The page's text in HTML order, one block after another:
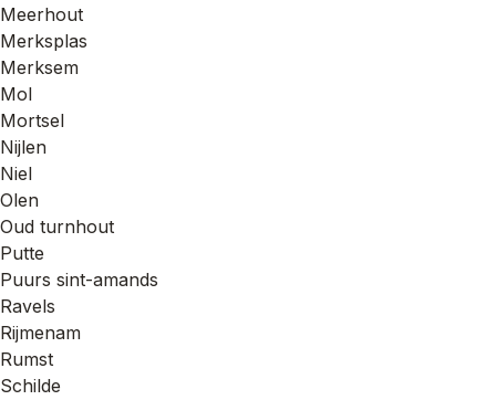
Meerhout
Merksplas
Merksem
Mol
Mortsel
Nijlen
Niel
Olen
Oud turnhout
Putte
Puurs sint-amands
Ravels
Rijmenam
Rumst
Schilde